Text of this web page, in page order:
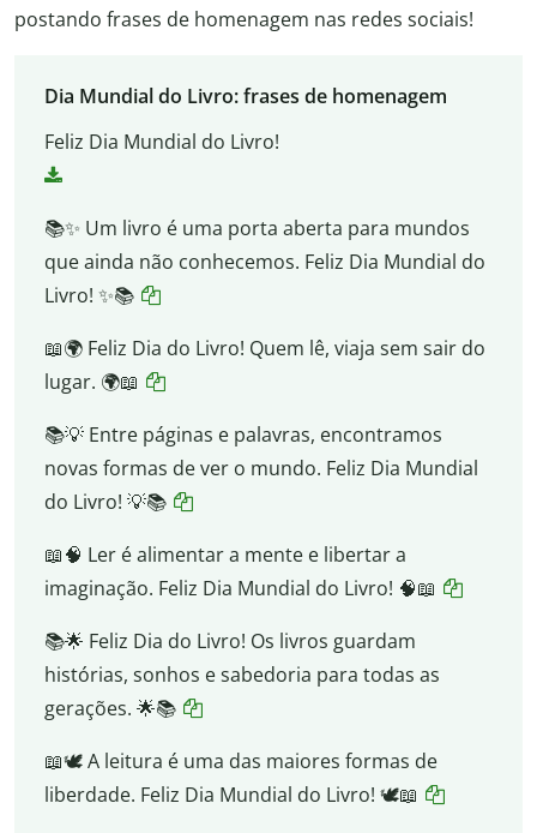
postando frases de homenagem nas redes sociais!
Dia Mundial do Livro: frases de homenagem
Feliz Dia Mundial do Livro!
📚✨ Um livro é uma porta aberta para mundos
que ainda não conhecemos. Feliz Dia Mundial do
Livro! ✨📚
📖🌍 Feliz Dia do Livro! Quem lê, viaja sem sair do
lugar. 🌍📖
📚💡 Entre páginas e palavras, encontramos
novas formas de ver o mundo. Feliz Dia Mundial
do Livro! 💡📚
📖🧠 Ler é alimentar a mente e libertar a
imaginação. Feliz Dia Mundial do Livro! 🧠📖
📚🌟 Feliz Dia do Livro! Os livros guardam
histórias, sonhos e sabedoria para todas as
gerações. 🌟📚
📖🕊️ A leitura é uma das maiores formas de
liberdade. Feliz Dia Mundial do Livro! 🕊️📖